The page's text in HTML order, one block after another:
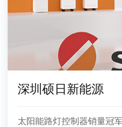
深圳硕日新能源
太阳能路灯控制器销量冠